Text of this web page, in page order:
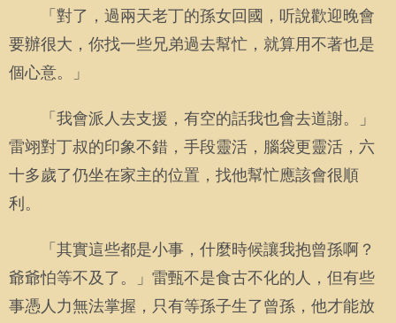
「對了，過兩天老丁的孫女回國，听說歡迎晚會
要辦很大，你找一些兄弟過去幫忙，就算用不著也是
個心意。」
「我會派人去支援，有空的話我也會去道謝。」
雷翊對丁叔的印象不錯，手段靈活，腦袋更靈活，六
十多歲了仍坐在家主的位置，找他幫忙應該會很順
利。
「其實這些都是小事，什麼時候讓我抱曾孫啊？
爺爺怕等不及了。」雷甄不是食古不化的人，但有些
事憑人力無法掌握，只有等孫子生了曾孫，他才能放